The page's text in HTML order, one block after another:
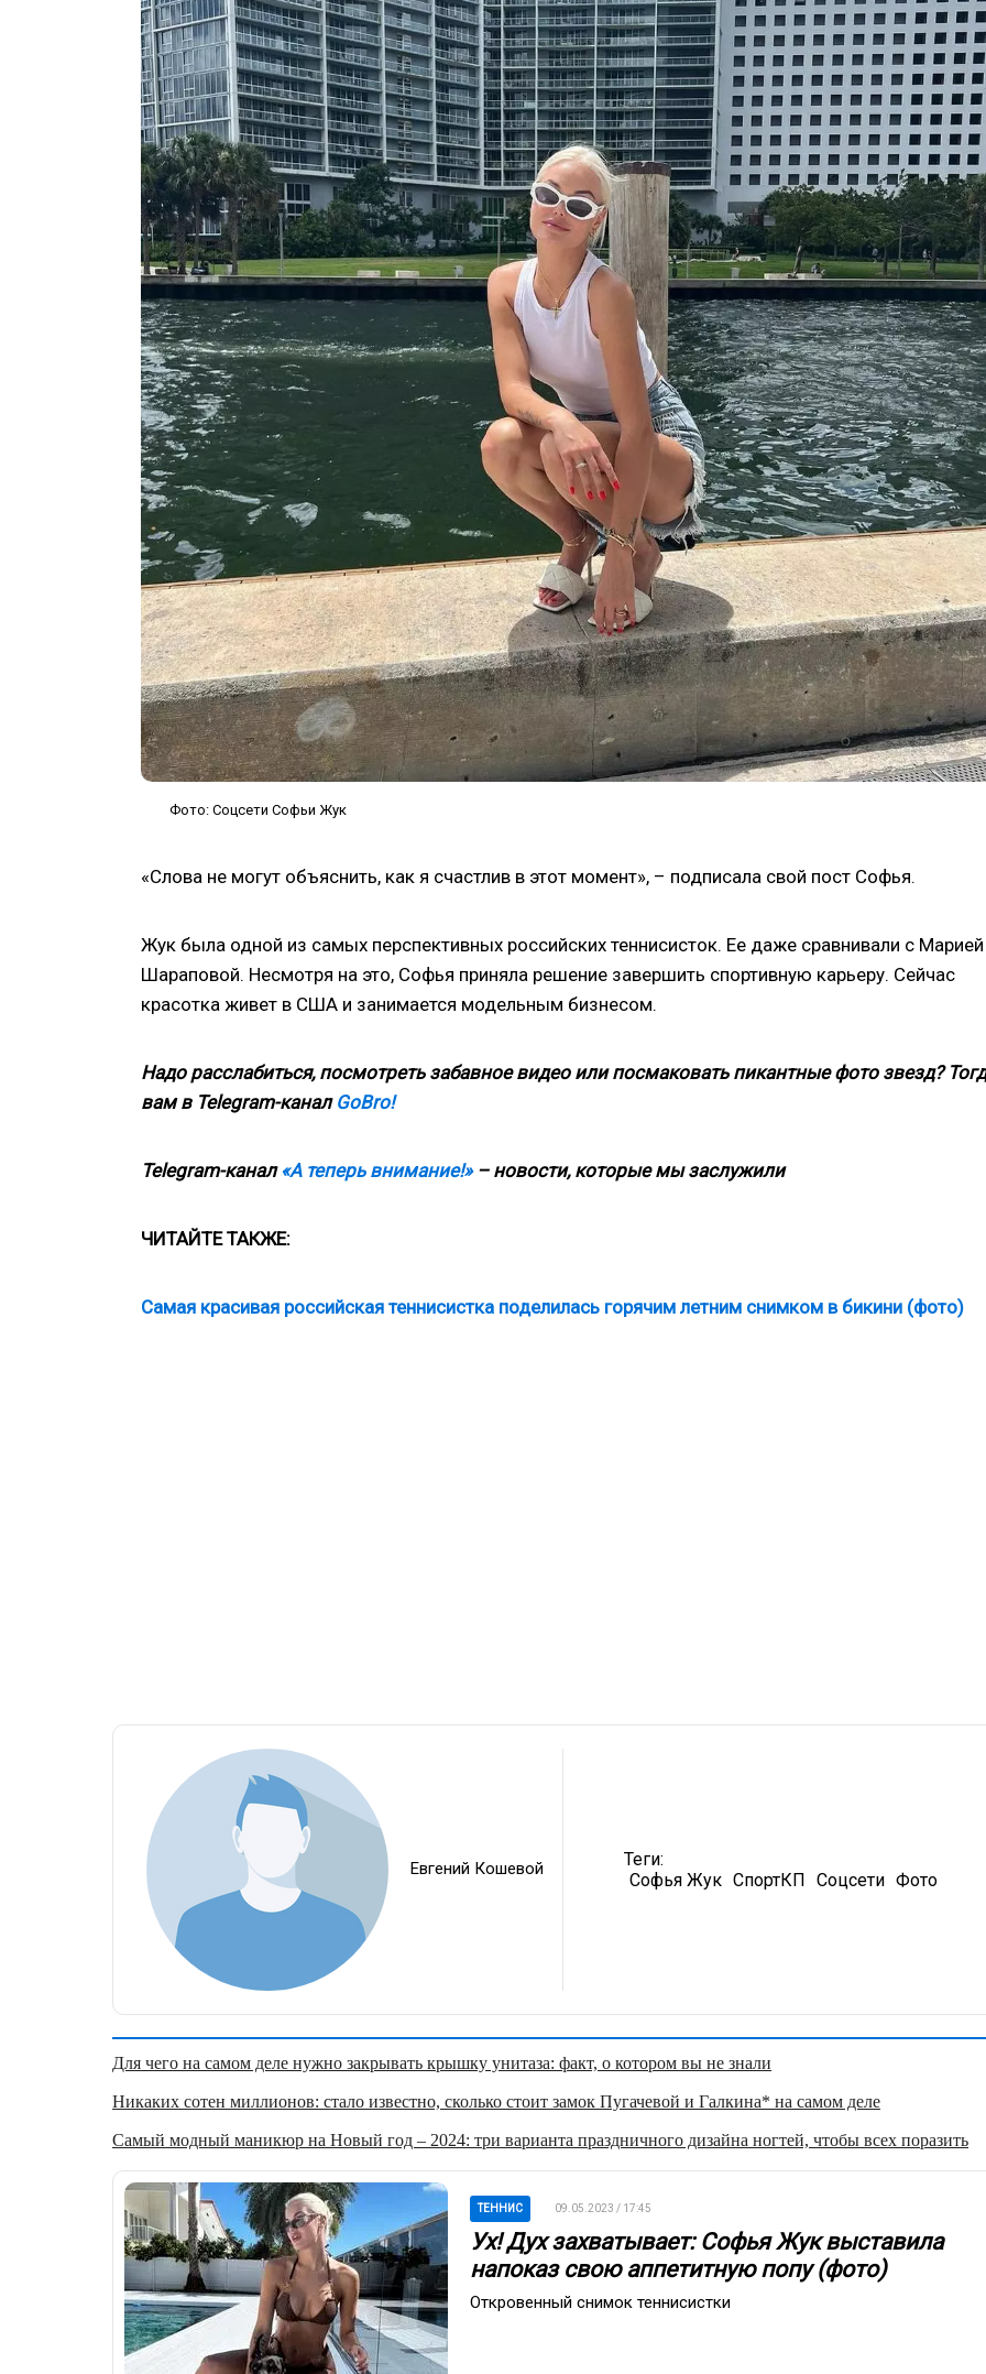
Фото: Соцсети Софьи Жук
«Слова не могут объяснить, как я счастлив в этот момент», – подписала свой пост Софья.
Жук была одной из самых перспективных российских теннисисток. Ее даже сравнивали с Марией
Шараповой. Несмотря на это, Софья приняла решение завершить спортивную карьеру. Сейчас
красотка живет в США и занимается модельным бизнесом.
Надо расслабиться, посмотреть забавное видео или посмаковать пикантные фото звезд?
вам в Telegram-канал GoBro!
Telegram-канал «А теперь внимание!»– новости, которые мы заслужили
ЧИТАЙТЕ ТАКЖЕ:
Самая красивая российская теннисистка поделилась горячим летним снимком в бикини (фото)
Евгений Кошевой
Теги:
Софья Жук СпортКП Соцсети Фото
Для чего на самом деле нужно закрывать крышку унитаза: факт, о котором вы не знали
Никаких сотен миллионов: стало известно, сколько стоит замок Пугачевой и Галкина* на самом деле
Самый модный маникюр на Новый год – 2024: три варианта праздничного дизайна ногтей, чтобы всех поразить
ТЕННИС 09.05.2023 / 17:45
Ух! Дух захватывает: Софья Жук выставила
напоказ свою аппетитную попу (фото)
Откровенный снимок теннисистки